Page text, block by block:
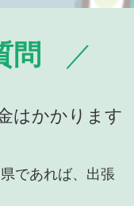
問
はかかります
であれば、出張